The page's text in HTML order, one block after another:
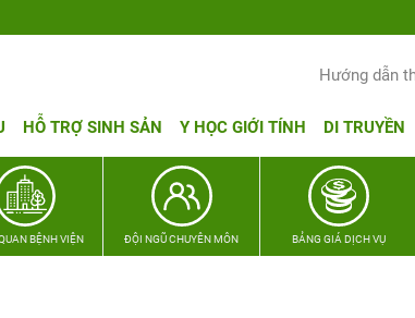
Hướng dẫn
HỖ TRỢ SINH SẢN Y HỌC GIỚI TÍNH DI TRUYỀN
BỆNH VIỆN ĐỘI NGŨ CHUYÊN MÔN BẢNG GIÁ DỊCH VỤ